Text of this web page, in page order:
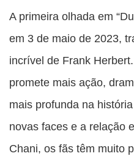
A primeira olhada em
em 3 de maio de 2023,
incrível de Frank
promete mais ação,
mais profunda na
novas faces e a relação
Chani, os fãs têm muito